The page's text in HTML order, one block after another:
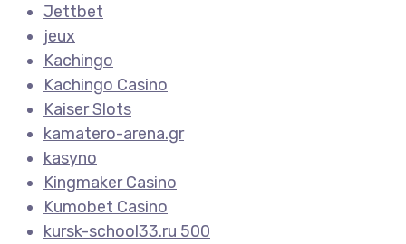
Jettbet
jeux
Kachingo
Kachingo Casino
Kaiser Slots
kamatero-arena.gr
kasyno
Kingmaker Casino
Kumobet Casino
kursk-school33.ru 500